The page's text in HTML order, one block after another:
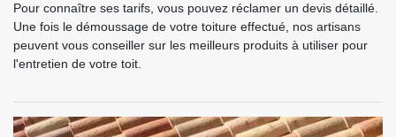
Pour connaître ses tarifs, vous pouvez réclamer un devis détaillé.
Une fois le démoussage de votre toiture effectué, nos artisans
peuvent vous conseiller sur les meilleurs produits à utiliser pour
l'entretien de votre toit.